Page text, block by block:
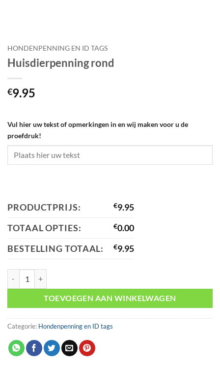
HONDENPENNING EN ID TAGS
Huisdierpenning rond
€9.95
Vul hier uw tekst of opmerkingen in en wij maken voor u de
proefdruk!
PRODUCTPRIJS: €9.95
TOTAAL OPTIES:
€0.00
BESTELLING TOTAAL:
€9.95
TOEVOEGEN AAN WINKELWAGEN
Categorie: Hondenpenning en ID tags